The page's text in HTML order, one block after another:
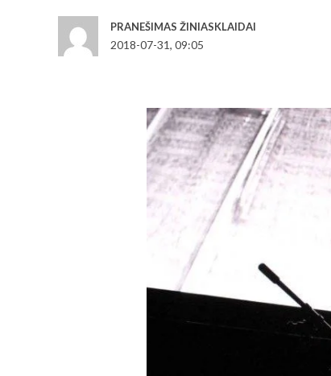
PRANEŠIMAS ŽINIASKLAIDAI
2018-07-31, 09:05